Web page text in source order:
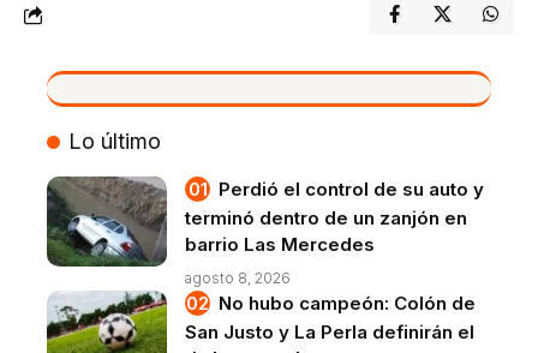
VIVO
Lo último
Perdió el control de su auto y
terminó dentro de un zanjón en
barrio Las Mercedes
agosto 8, 2026
No hubo campeón: Colón de
San Justo y La Perla definirán el